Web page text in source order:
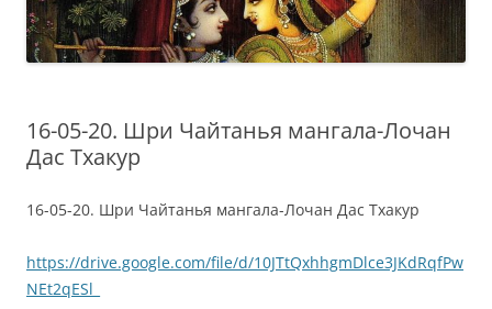
16-05-20. Шри Чайтанья мангала-Лочан
Дас Тхакур
16-05-20. Шри Чайтанья мангала-Лочан Дас Тхакур
https://drive.google.com/file/d/10JTtQxhhgmDlce3JKdRqfPw
NEt2qESl_